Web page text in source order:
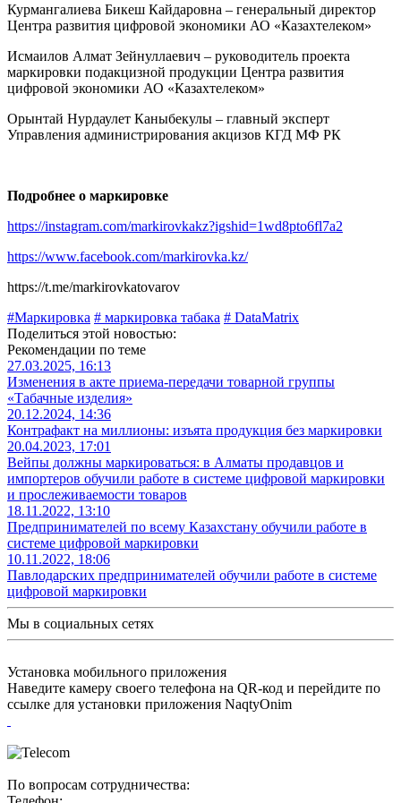
Курмангалиева Бикеш Кайдаровна – генеральный директор
Центра развития цифровой экономики АО «Казахтелеком»
Исмаилов Алмат Зейнуллаевич – руководитель проекта
маркировки подакцизной продукции Центра развития
цифровой экономики АО «Казахтелеком»
Орынтай Нурдаулет Каныбекулы – главный эксперт
Управления администрирования акцизов КГД МФ РК
Подробнее о маркировке
https://instagram.com/markirovkakz?igshid=1wd8pto6fl7a2
https://www.facebook.com/markirovka.kz/
https://t.me/markirovkatovarov
#Маркировка # маркировка табака # DataMatrix
Поделиться этой новостью:
Рекомендации по теме
27.03.2025, 16:13
Изменения в акте приема-передачи товарной группы
«Табачные изделия»
20.12.2024, 14:36
Контрафакт на миллионы: изъята продукция без маркировки
20.04.2023, 17:01
Вейпы должны маркироваться: в Алматы продавцов и
импортеров обучили работе в системе цифровой маркировки
и прослеживаемости товаров
18.11.2022, 13:10
Предпринимателей по всему Казахстану обучили работе в
системе цифровой маркировки
10.11.2022, 18:06
Павлодарских предпринимателей обучили работе в системе
цифровой маркировки
Мы в социальных сетях
Установка мобильного приложения
Наведите камеру своего телефона на QR-код и перейдите по
ссылке для установки приложения NaqtyOnim
По вопросам сотрудничества: